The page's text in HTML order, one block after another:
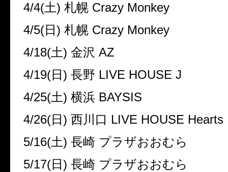
4/4(土) 札幌 Crazy Monkey
4/5(日 ) 札幌 Crazy Monkey
4/18(土) 金沢 AZ
4/19(日 ) 長野 LIVE HOUSE J
4/25(土) 横浜 BAYSIS
4/26(日 ) 西川口 LIVE HOUSE Hearts
5/16(土) 長崎 プラザおおむら
5/17(日 ) 長崎 プラザおおむら